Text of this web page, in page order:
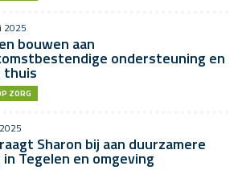
2025
bouwen aan
ondersteuning en
thuis
ZORG
Sharon bij aan duurzamere
Tegelen en omgeving